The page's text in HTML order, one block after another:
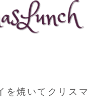
を焼いてクリス